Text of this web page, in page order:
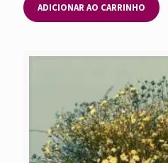
ADICIONAR AO CARRINHO